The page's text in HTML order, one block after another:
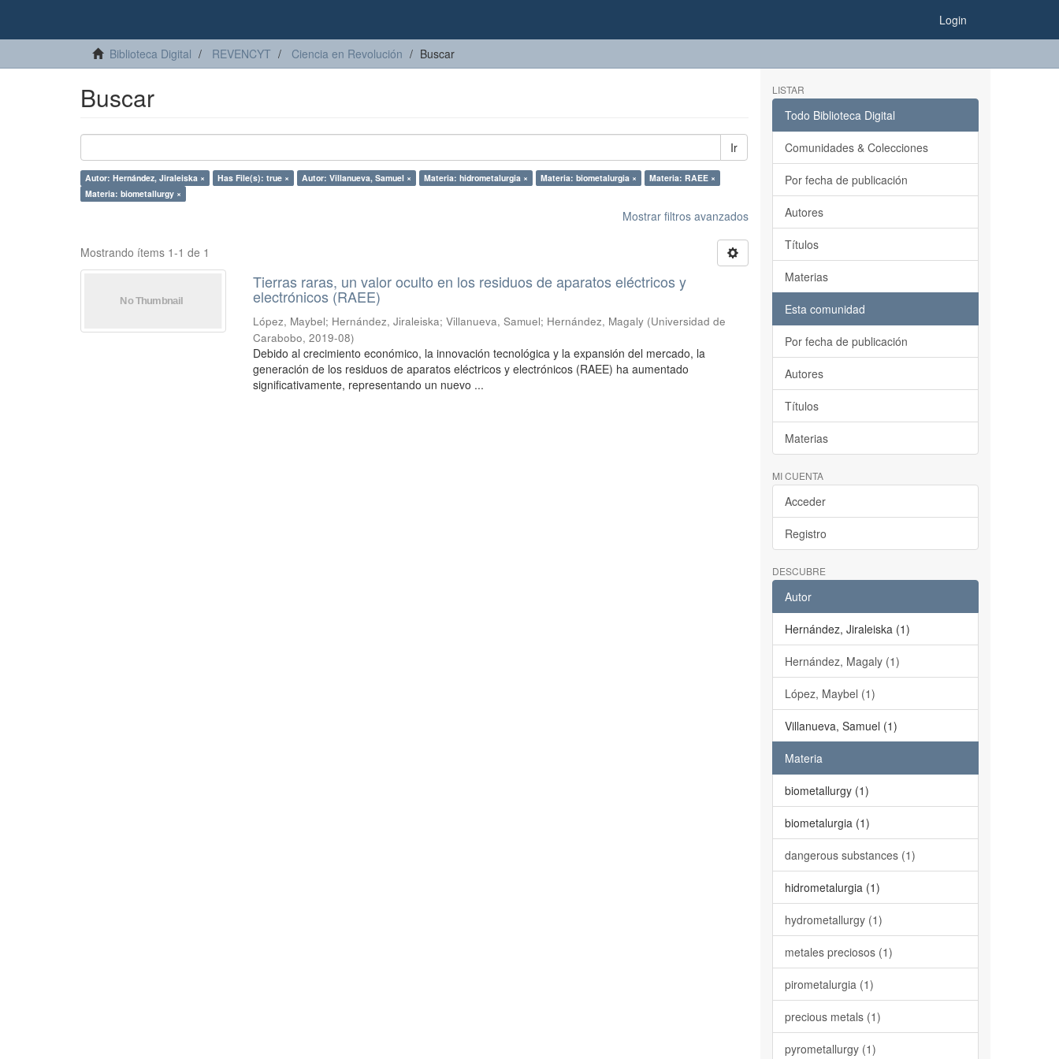
Login
Biblioteca Digital REVENCYT Ciencia en Revolución Buscar
Buscar
Ir
Autor: Hernández, Jiraleiska × Has File(s): true × Autor: Villanueva, Samuel × Materia: hidrometalurgia × Materia: biometalurgia ×
Materia: RAEE ×
Materia: biometallurgy ×
Mostrar filtros avanzados
Mostrando ítems 1-1 de 1
Tierras raras, un valor oculto en los residuos de aparatos eléctricos y
electrónicos (RAEE)
López, Maybel; Hernández, Jiraleiska;Villanueva, Samuel; Hernández, Magaly (Universidad de
Carabobo,2019-08)
Debido al crecimiento económico, la innovación tecnológica y la expansión del mercado, la
generación de los residuos de aparatos eléctricos y electrónicos (RAEE) ha aumentado
significativamente, representando un nuevo ...
LISTAR
Todo Biblioteca Digital
Comunidades & Colecciones
Por fecha de publicación
Autores
Títulos
Materias
Esta comunidad
Por fecha de publicación
Autores
Títulos
Materias
MI CUENTA
Acceder
Registro
DESCUBRE
Autor
Hernández, Jiraleiska (1)
Hernández, Magaly (1)
López, Maybel (1)
Villanueva, Samuel (1)
Materia
biometallurgy (1)
biometalurgia (1)
dangerous substances (1)
hidrometalurgia (1)
hydrometallurgy (1)
metales preciosos (1)
pirometalurgia (1)
precious metals (1)
pyrometallurgy (1)